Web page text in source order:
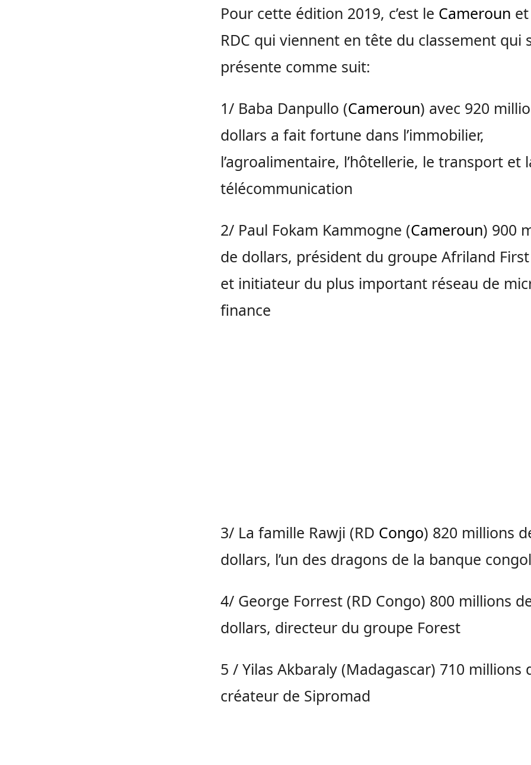
Pour cette édition 2019, c’est le Cameroun
RDC qui viennent en tête du classement qui
présente comme suit:
1/ Baba Danpullo (Cameroun) avec 920
dollars a fait fortune dans l’immobilier,
l’agroalimentaire, l’hôtellerie, le transport et
télécommunication
2/ Paul Fokam Kammogne (Cameroun) 900
de dollars, président du groupe Afriland
et initiateur du plus important réseau de
finance
3/ La famille Rawji (RD Congo) 820 millions
dollars, l’un des dragons de la banque
4/ George Forrest (RD Congo) 800 millions
dollars, directeur du groupe Forest
5 / Yilas Akbaraly (Madagascar) 710 millions
créateur de Sipromad